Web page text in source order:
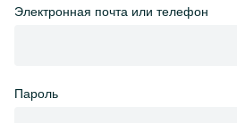
Электронная почта или телефон
Пароль